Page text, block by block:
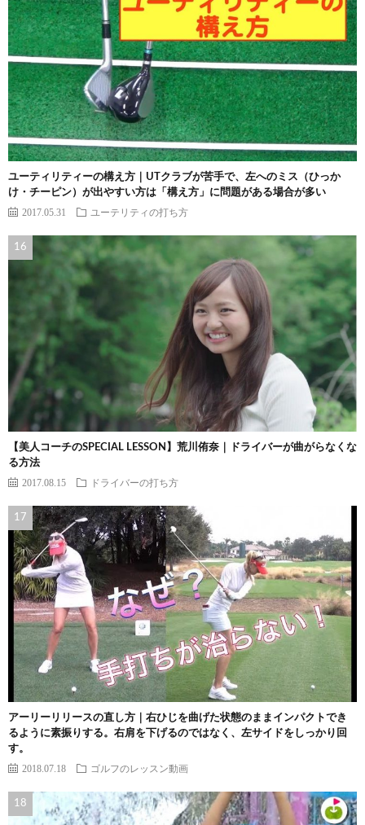
ユーティリティーの構え方｜UTクラブが苦手で、左へのミス（ひっか
け・チーピン）が出やすい方は「構え方」に問題がある場合が多い
2017.05.31 ユーテリティの打ち方
【美人コーチのSPECIAL LESSON】荒川侑奈｜ドライバーが曲がらなくな
る方法
2017.08.15 ドライバーの打ち方
アーリーリリースの直し方｜右ひじを曲げた状態のままインパクトでき
るように素振りする。右肩を下げるのではなく、左サイドをしっかり回
す。
2018.07.18 ゴルフのレッスン動画